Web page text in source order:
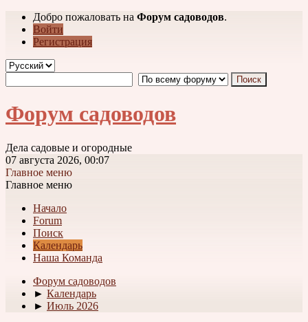
Добро пожаловать на Форум садоводов.
Войти
Регистрация
Форум садоводов
Дела садовые и огородные
07 августа 2026, 00:07
Главное меню
Главное меню
Начало
Forum
Поиск
Календарь
Наша Команда
Форум садоводов
► Календарь
► Июль 2026